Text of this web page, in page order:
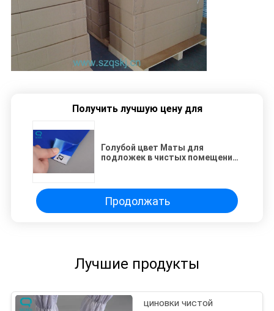
Получить лучшую цену для
Голубой цвет Маты для
подложек в чистых помещениях
Продолжать
Лучшие продукты
циновки чистой